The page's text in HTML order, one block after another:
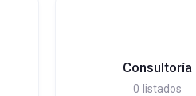
Consultoría
0 listados